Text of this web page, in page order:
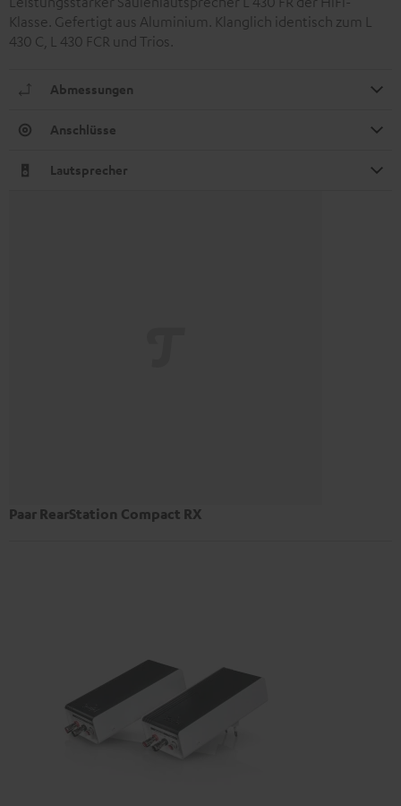
Klasse. Gefertigt aus Aluminium. Klanglich identisch zum L
430 C, L 430 FCR und Trios.
Abmessungen
Anschlüsse
Lautsprecher
Paar RearStation Compact RX